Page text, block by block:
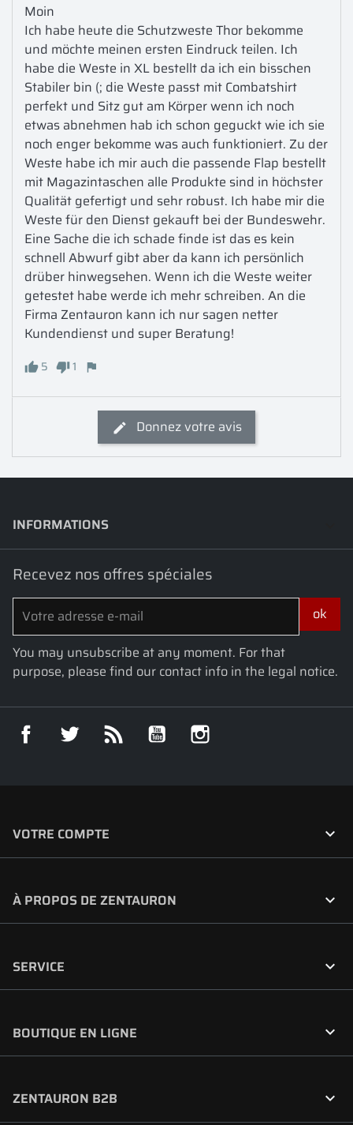
Moin
Ich habe heute die Schutzweste Thor bekomme
und möchte meinen ersten Eindruck teilen. Ich
habe die Weste in XL bestellt da ich ein bisschen
Stabiler bin (; die Weste passt mit Combatshirt
perfekt und Sitz gut am Körper wenn ich noch
etwas abnehmen hab ich schon geguckt wie ich sie
noch enger bekomme was auch funktioniert. Zu der
Weste habe ich mir auch die passende Flap bestellt
mit Magazintaschen alle Produkte sind in höchster
Qualität gefertigt und sehr robust. Ich habe mir die
Weste für den Dienst gekauft bei der Bundeswehr.
Eine Sache die ich schade finde ist das es kein
schnell Abwurf gibt aber da kann ich persönlich
drüber hinwegsehen. Wenn ich die Weste weiter
getestet habe werde ich mehr schreiben. An die
Firma Zentauron kann ich nur sagen netter
Kundendienst und super Beratung!
5 1
Donnez votre avis
INFORMATIONS
Recevez nos offres spéciales
You may unsubscribe at any moment. For that
purpose, please find our contact info in the legal notice.
Facebook Twitter YouTube
VOTRE COMPTE 
À PROPOS DE ZENTAURON 
SERVICE 
BOUTIQUE EN LIGNE 
ZENTAURON B2B 